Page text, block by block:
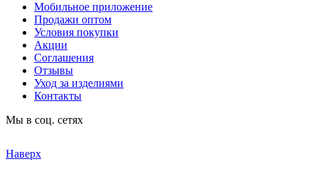
Мобильное приложение
Продажи оптом
Условия покупки
Акции
Соглашения
Отзывы
Уход за изделиями
Контакты
Мы в соц. сетях
Наверх